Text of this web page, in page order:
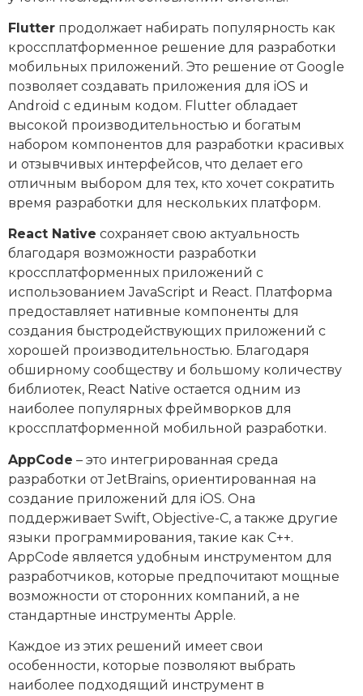
Flutter продолжает набирать популярность как
кроссплатформенное решение для разработки
мобильных приложений. Это решение от Google
позволяет создавать приложения для iOS и
Android с единым кодом. Flutter обладает
высокой производительностью и богатым
набором компонентов для разработки красивых
и отзывчивых интерфейсов, что делает его
отличным выбором для тех, кто хочет сократить
время разработки для нескольких платформ.
React Native сохраняет свою актуальность
благодаря возможности разработки
кроссплатформенных приложений с
использованием JavaScript и React. Платформа
предоставляет нативные компоненты для
создания быстродействующих приложений с
хорошей производительностью. Благодаря
обширному сообществу и большому количеству
библиотек, React Native остается одним из
наиболее популярных фреймворков для
кроссплатформенной мобильной разработки.
AppCode – это интегрированная среда
разработки от JetBrains, ориентированная на
создание приложений для iOS. Она
поддерживает Swift, Objective-C, а также другие
языки программирования, такие как C++.
AppCode является удобным инструментом для
разработчиков, которые предпочитают мощные
возможности от сторонних компаний, а не
стандартные инструменты Apple.
Каждое из этих решений имеет свои
особенности, которые позволяют выбрать
наиболее подходящий инструмент в